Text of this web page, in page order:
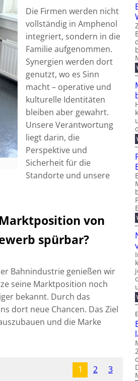
Die Firmen werden nicht
vollständig in Amphenol
integriert, sondern in die
Familie aufgenommen.
Synergien werden dort
genutzt, wo es Sinn
macht – operative und
kulturelle Identitäten
bleiben aber gewahrt.
Unsere Verantwortung
liegt darin, die
Perspektive und
Sicherheit für die
Standorte und unsere
von
spürbar?
Bahnindustrie genießen wir
seine Marktposition noch
bekannt. Durch das
dort neue Chancen. Das Ziel
und die Marke
1 2 3